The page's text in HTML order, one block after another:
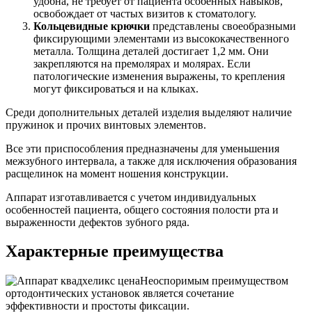
освобождает от частых визитов к стоматологу.
Кольцевидные крючки представлены своеобразными
фиксирующими элементами из высококачественного
металла. Толщина деталей достигает 1,2 мм. Они
закрепляются на премолярах и молярах. Если
патологические изменения выражены, то крепления
могут фиксироваться и на клыках.
Среди дополнительных деталей изделия выделяют наличие
пружинок и прочих винтовых элементов.
Все эти приспособления предназначены для уменьшения
межзубного интервала, а также для исключения образования
расщелинок на момент ношения конструкции.
Аппарат изготавливается с учетом индивидуальных
особенностей пациента, общего состояния полости рта и
выраженности дефектов зубного ряда.
Характерные преимущества
Неоспоримым преимуществом
ортодонтических установок является сочетание
эффективности и простоты фиксации.